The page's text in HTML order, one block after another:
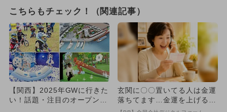
こちらもチェック！（関連記事）
【関西】2025年GWに行きた
い！話題・注目のオープン＆
玄関に〇〇置いてる人は金運
落ちてます…金運を上げる方
法とは